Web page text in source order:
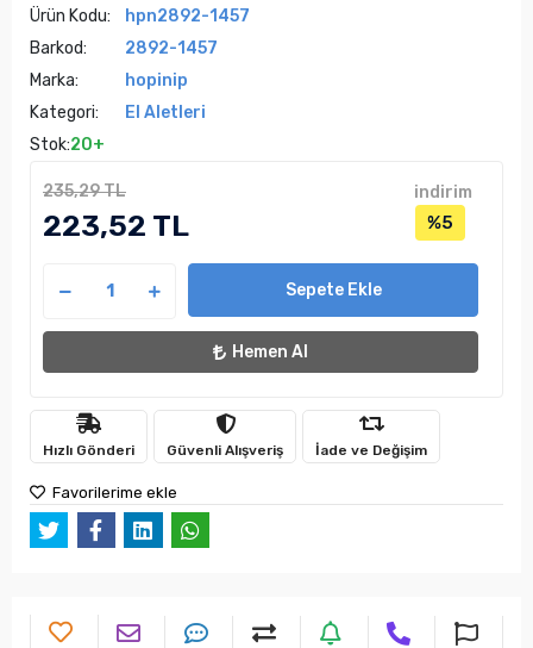
Ürün Kodu:
hpn2892-1457
Barkod:
2892-1457
Marka:
hopinip
Kategori:
El Aletleri
Stok:20+
235,29 TL
223,52 TL
indirim
%5
Sepete Ekle
Hemen Al
Hızlı Gönderi Güvenli Alışveriş İade ve Değişim
Favorilerime ekle